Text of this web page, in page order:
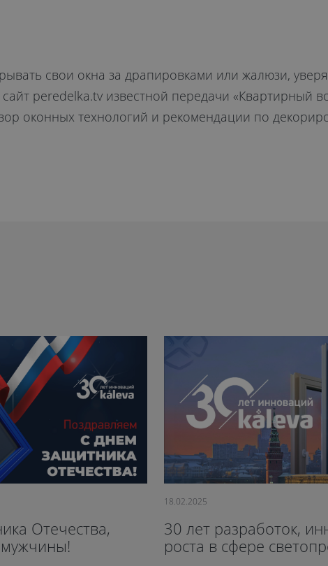
свои окна за драпировками или жалюзи,
peredelka.tv известной передачи «Квартирный
оконных технологий и рекомендации по
Отечества,
18.02.2025
30 лет разработок,
роста в сфере